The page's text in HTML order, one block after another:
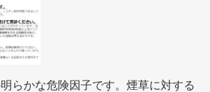
らかな危険因子です。煙草に対する